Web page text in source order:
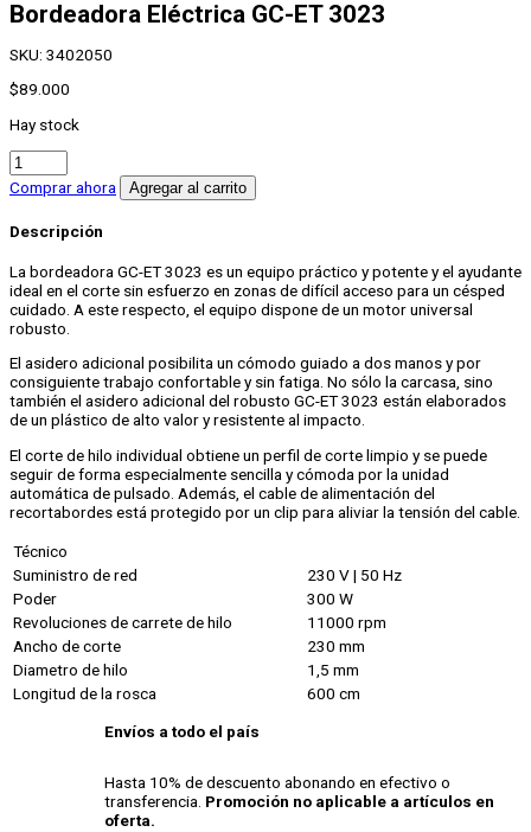
Bordeadora Eléctrica GC-ET 3023
SKU: 3402050
$89.000
Hay stock
Bordeadora
Eléctrica
GC-
3023
Comprar ahora Agregar al carrito
Descripción
La bordeadora GC-ET 3023 es un equipo práctico y potente y el ayudante
ideal en el corte sin esfuerzo en zonas de difícil acceso para un césped
cuidado. A este respecto, el equipo dispone de un motor universal
robusto.
El asidero adicional posibilita un cómodo guiado a dos manos y por
consiguiente trabajo confortable y sin fatiga. No sólo la carcasa, sino
también el asidero adicional del robusto GC-ET 3023 están elaborados
de un plástico de alto valor y resistente al impacto.
El corte de hilo individual obtiene un perfil de corte limpio y se puede
seguir de forma especialmente sencilla y cómoda por la unidad
automática de pulsado. Además, el cable de alimentación del
recortabordes está protegido por un clip para aliviar la tensión del cable.
Técnico
Suministro de red
230 V | 50 Hz
Poder
300 W
Revoluciones de carrete de hilo
11000 rpm
Ancho de corte
230 mm
Diametro de hilo
1,5 mm
Longitud de la rosca
600 cm
Envíos a todo el país
Hasta 10% de descuento abonando en efectivo o
transferencia. Promoción no aplicable a artículos en
oferta.